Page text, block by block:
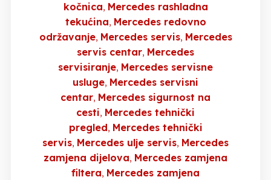
kočnica Mercedes rashladna
tekućina Mercedes redovno
održavanje Mercedes servis Mercedes
servis centar Mercedes
servisiranje Mercedes servisne
usluge Mercedes servisni
centar Mercedes sigurnost na
cesti Mercedes tehnički
pregled Mercedes tehnički
servis Mercedes ulje servis Mercedes
zamjena dijelova Mercedes zamjena
filtera Mercedes zamjena